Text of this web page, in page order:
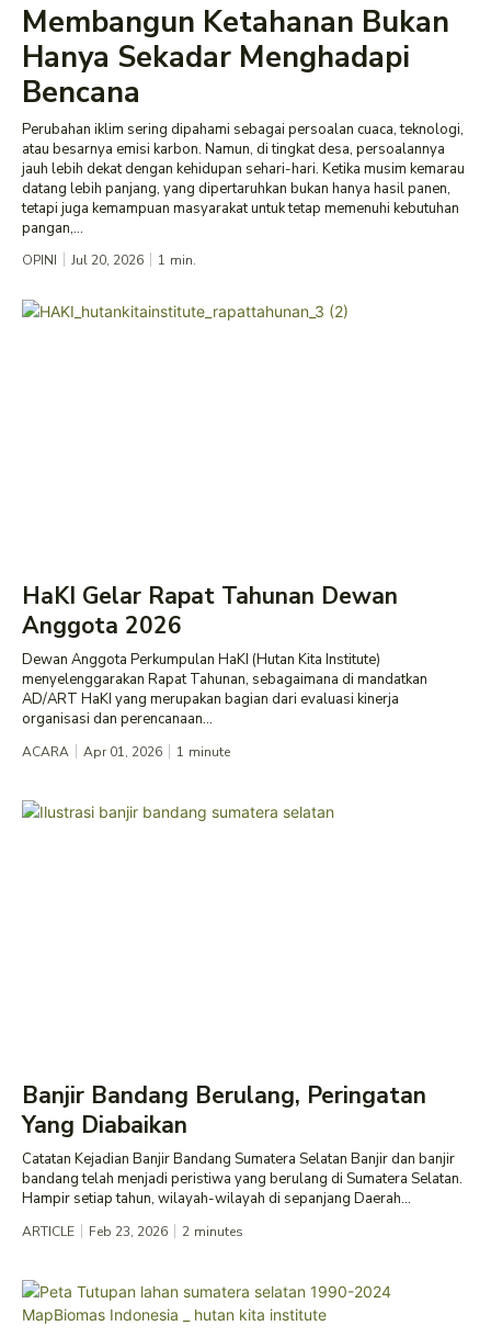
Membangun Ketahanan Bukan
Hanya Sekadar Menghadapi
Bencana
Perubahan iklim sering dipahami sebagai persoalan cuaca, teknologi,
atau besarnya emisi karbon. Namun, di tingkat desa, persoalannya
jauh lebih dekat dengan kehidupan sehari-hari. Ketika musim kemarau
datang lebih panjang, yang dipertaruhkan bukan hanya hasil panen,
tetapi juga kemampuan masyarakat untuk tetap memenuhi kebutuhan
pangan,...
OPINI Jul 20, 2026 1 min.
HaKI Gelar Rapat Tahunan Dewan
Anggota 2026
Dewan Anggota Perkumpulan HaKI (Hutan Kita Institute)
menyelenggarakan Rapat Tahunan, sebagaimana di mandatkan
AD/ART HaKI yang merupakan bagian dari evaluasi kinerja
organisasi dan perencanaan...
ACARA Apr 01, 2026 1 minute
Banjir Bandang Berulang, Peringatan
Yang Diabaikan
Catatan Kejadian Banjir Bandang Sumatera Selatan Banjir dan banjir
bandang telah menjadi peristiwa yang berulang di Sumatera Selatan.
Hampir setiap tahun, wilayah-wilayah di sepanjang Daerah...
ARTICLE Feb 23, 2026 2 minutes